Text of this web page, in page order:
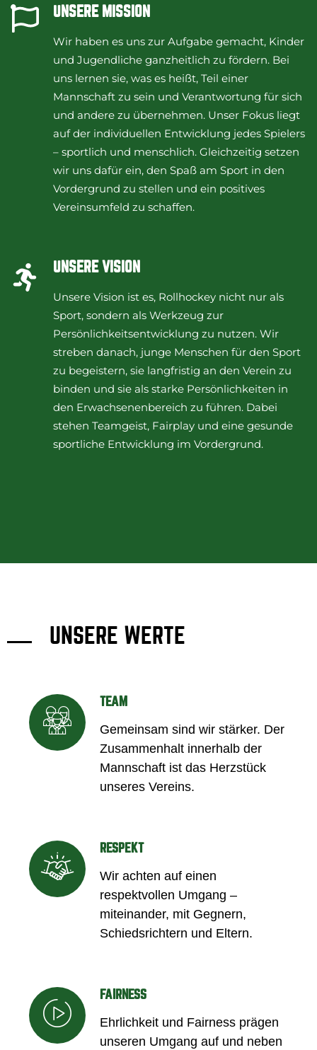
UNSERE MISSION
Wir haben es uns zur Aufgabe gemacht, Kinder
und Jugendliche ganzheitlich zu fördern. Bei
uns lernen sie, was es heißt, Teil einer
Mannschaft zu sein und Verantwortung für sich
und andere zu übernehmen. Unser Fokus liegt
auf der individuellen Entwicklung jedes Spielers
– sportlich und menschlich. Gleichzeitig setzen
wir uns dafür ein, den Spaß am Sport in den
Vordergrund zu stellen und ein positives
Vereinsumfeld zu schaffen.
UNSERE VISION
Unsere Vision ist es, Rollhockey nicht nur als
Sport, sondern als Werkzeug zur
Persönlichkeitsentwicklung zu nutzen. Wir
streben danach, junge Menschen für den Sport
zu begeistern, sie langfristig an den Verein zu
binden und sie als starke Persönlichkeiten in
den Erwachsenenbereich zu führen. Dabei
stehen Teamgeist, Fairplay und eine gesunde
sportliche Entwicklung im Vordergrund.
UNSERE WERTE
TEAM
Gemeinsam sind wir stärker. Der
Zusammenhalt innerhalb der
Mannschaft ist das Herzstück
unseres Vereins.
RESPEKT
Wir achten auf einen
respektvollen Umgang –
miteinander, mit Gegnern,
Schiedsrichtern und Eltern.
FAIRNESS
Ehrlichkeit und Fairness prägen
unseren Umgang auf und neben